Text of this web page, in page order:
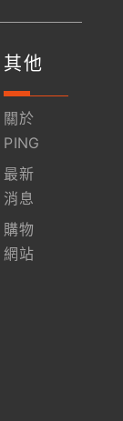
其他
關於
PING
最新
消息
購物
網站